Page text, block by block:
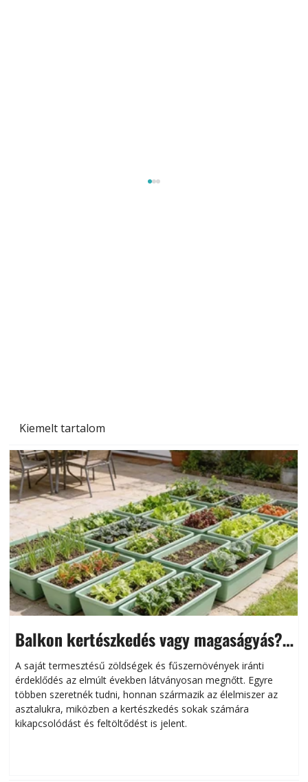
Kiemelt tartalom
Balkon kertészkedés vagy magaságyás?
Helytakarékos kertészkedés
A saját termesztésű zöldségek és fűszernövények iránti
érdeklődés az elmúlt években látványosan megnőtt. Egyre
többen szeretnék tudni, honnan származik az élelmiszer az
asztalukra, miközben a kertészkedés sokak számára
kikapcsolódást és feltöltődést is jelent.